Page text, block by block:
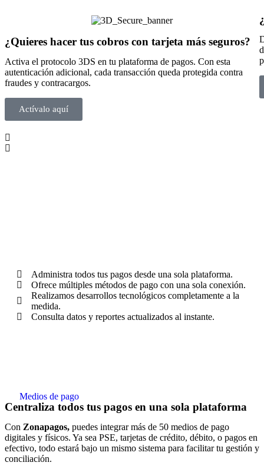
¿Quieres hacer tus cobros con tarjeta más seguros?
Activa el protocolo 3DS en tu plataforma de pagos. Con esta
autenticación adicional, cada transacción queda protegida contra
fraudes y contracargos.
Actívalo aquí
Administra todos tus pagos desde una sola plataforma.
Ofrece múltiples métodos de pago con una sola conexión.
Realizamos desarrollos tecnológicos completamente a la
medida.
Consulta datos y reportes actualizados al instante.
Medios de pago
Centraliza todos tus pagos en una sola plataforma
Con Zonapagos, puedes integrar más de 50 medios de pago
digitales y físicos. Ya sea PSE, tarjetas de crédito, débito, o pagos en
efectivo, todo estará bajo un mismo sistema para facilitar tu gestión y
conciliación.